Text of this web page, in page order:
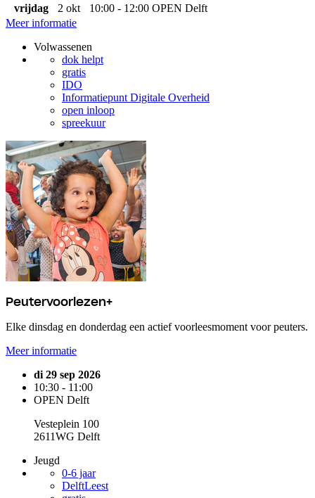
vrijdag
2 okt 10:00 - 12:00 OPEN Delft
Meer informatie
Volwassenen
dok helpt
gratis
IDO
Informatiepunt Digitale Overheid
open inloop
spreekuur
Peutervoorlezen+
Elke dinsdag en donderdag een actief voorleesmoment voor peuters.
Meer informatie
di 29 sep 2026
10:30 - 11:00
OPEN Delft
Vesteplein 100
2611WG Delft
Jeugd
0-6 jaar
DelftLeest